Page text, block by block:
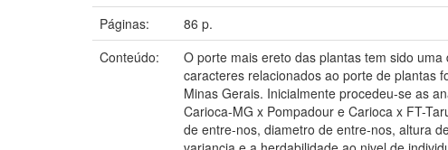
Páginas:
86 p.
Conteúdo:
O porte mais ereto das plantas tem sido
caracteres relacionados ao porte de plantas
Minas Gerais. Inicialmente procedeu-se as
Carioca-MG x Pompadour e Carioca x FT-
de entre-nos, diametro de entre-nos, altura